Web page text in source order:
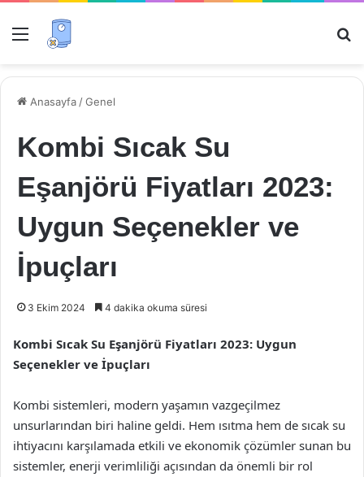
Menü
Anasayfa /Genel
Kombi Sıcak Su
Eşanjörü Fiyatları 2023:
Uygun Seçenekler ve
İpuçları
3 Ekim 2024 4 dakika okuma süresi
Kombi Sıcak Su Eşanjörü Fiyatları 2023: Uygun
Seçenekler ve İpuçları
Kombi sistemleri, modern yaşamın vazgeçilmez
unsurlarından biri haline geldi. Hem ısıtma hem de sıcak su
ihtiyacını karşılamada etkili ve ekonomik çözümler sunan bu
sistemler, enerji verimliliği açısından da önemli bir rol